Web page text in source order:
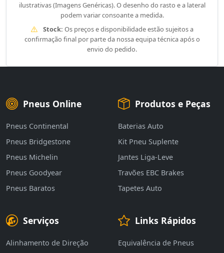
ilustrativas (Imagens Genéricas). O desenho do rasto e a lateral
podem variar consoante a medida.
Stock: Os preços e disponibilidade estão sujeitos a
confirmação final por parte da nossa equipa técnica após o
envio do pedido.
Pneus Online
Pneus Continental
Pneus Bridgestone
Pneus Michelin
Pneus Goodyear
Pneus Baratos
Produtos e Peças
Baterias Auto
Kit Pneu Suplente
Jantes Liga-Leve
Travões EBC Brakes
Tapetes Auto
Serviços
Alinhamento de Direção
Links Rápidos
Equivalência de Pneus